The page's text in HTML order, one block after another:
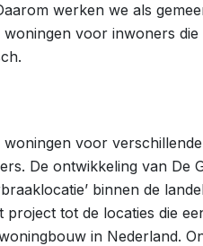
werken we als
voor inwoners
voor
De ontwikkeling van De
binnen de
tot de locaties die
in Nederland.